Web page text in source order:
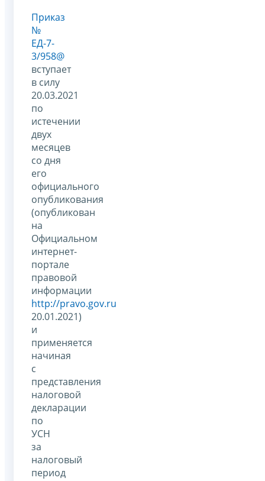
Приказ
№
ЕД-7-
3/958@
вступает
в силу
20.03.2021
по
истечении
двух
месяцев
со дня
его
официального
опубликования
(опубликован
на
Официальном
интернет-
портале
правовой
информации
http://pravo.gov.ru
20.01.2021)
и
применяется
начиная
с
представления
налоговой
декларации
по
УСН
за
налоговый
период